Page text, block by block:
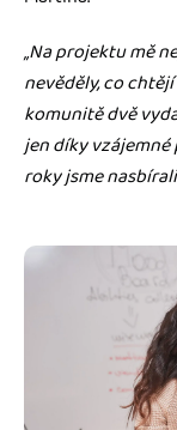
„Na projektu mě
nevěděly, co
komunitě dvě
jen díky
roky jsme